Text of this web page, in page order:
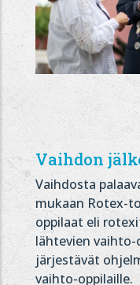
Vaihdon
Vaihdosta
mukaan Rotex-
oppilaat eli
lähtevien vaihto-
järjestävät
vaihto-oppilaille.